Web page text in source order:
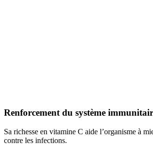
Renforcement du système
Sa richesse en vitamine C aide l’organisme à
contre les infections.